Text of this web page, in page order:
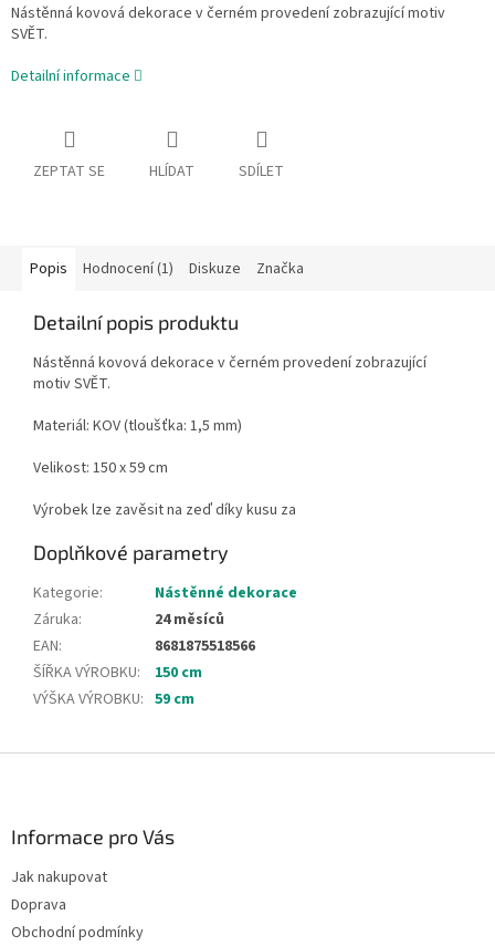
Nástěnná kovová dekorace v černém provedení zobrazující motiv
SVĚT.
Detailní informace
ZEPTAT SE HLÍDAT SDÍLET
Popis Hodnocení (1) Diskuze Značka
Detailní popis produktu
Nástěnná kovová dekorace v černém provedení zobrazující
motiv SVĚT.
Materiál: KOV (tloušťka: 1,5 mm)
Velikost: 150 x 59 cm
Výrobek lze zavěsit na zeď díky kusu za
Doplňkové parametry
Kategorie:
Nástěnné dekorace
Záruka:
24 měsíců
EAN:
8681875518566
ŠÍŘKA VÝROBKU:
150 cm
VÝŠKA VÝROBKU: 59 cm
Informace pro Vás
Jak nakupovat
Doprava
Obchodní podmínky